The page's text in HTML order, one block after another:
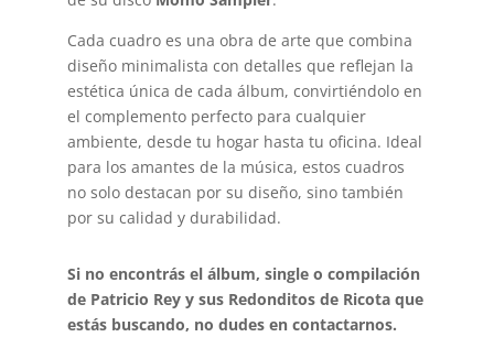
Cada cuadro es una obra de arte que combina
diseño minimalista con detalles que reflejan la
estética única de cada álbum, convirtiéndolo en
el complemento perfecto para cualquier
ambiente, desde tu hogar hasta tu oficina. Ideal
para los amantes de la música, estos cuadros
no solo destacan por su diseño, sino también
por su calidad y durabilidad.
Si no encontrás el álbum, single o compilación
de Patricio Rey y sus Redonditos de Ricota que
estás buscando, no dudes en contactarnos.